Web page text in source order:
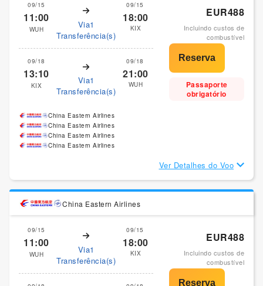
09/15
11:00
WUH
Via1
Transferência(s)
09/15
18:00
KIX
09/18
13:10
KIX
Via1
Transferência(s)
09/18
21:00
WUH
EUR488
Incluindo custos de
combustível
Passaporte
obrigatório
China Eastern Airlines
China Eastern Airlines
China Eastern Airlines
China Eastern Airlines
Ver Detalhes do Voo
China Eastern Airlines
09/15
11:00
WUH
Via1
Transferência(s)
09/15
18:00
KIX
EUR488
Incluindo custos de
combustível